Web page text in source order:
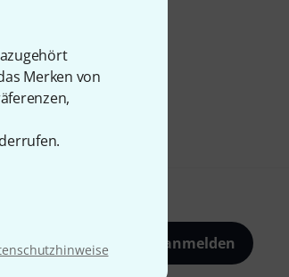
Merken von
Jetzt anmelden